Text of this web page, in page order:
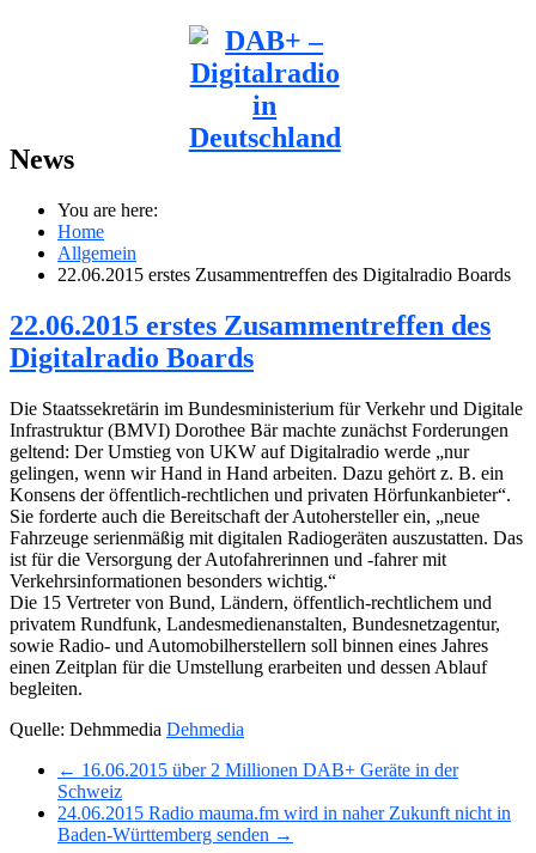
News
You are here:
Home
Allgemein
22.06.2015 erstes Zusammentreffen des Digitalradio Boards
22.06.2015 erstes Zusammentreffen des
Digitalradio Boards
Die Staatssekretärin im Bundesministerium für Verkehr und Digitale
Infrastruktur (BMVI) Dorothee Bär machte zunächst Forderungen
geltend: Der Umstieg von UKW auf Digitalradio werde „nur
gelingen, wenn wir Hand in Hand arbeiten. Dazu gehört z. B. ein
Konsens der öffentlich-rechtlichen und privaten Hörfunkanbieter“.
Sie forderte auch die Bereitschaft der Autohersteller ein, „neue
Fahrzeuge serienmäßig mit digitalen Radiogeräten auszustatten. Das
ist für die Versorgung der Autofahrerinnen und -fahrer mit
Verkehrsinformationen besonders wichtig.“
Die 15 Vertreter von Bund, Ländern, öffentlich-rechtlichem und
privatem Rundfunk, Landesmedienanstalten, Bundesnetzagentur,
sowie Radio- und Automobilherstellern soll binnen eines Jahres
einen Zeitplan für die Umstellung erarbeiten und dessen Ablauf
begleiten.
Quelle: Dehmmedia Dehmedia
← 16.06.2015 über 2 Millionen DAB+ Geräte in der
Schweiz
24.06.2015 Radio mauma.fm wird in naher Zukunft nicht in
Baden-Württemberg senden →